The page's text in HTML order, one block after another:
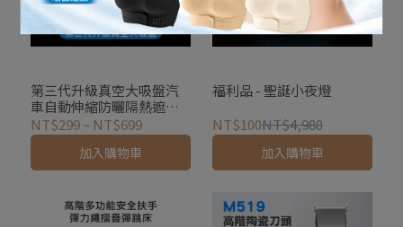
第三代升級真空大吸盤汽
車自動伸縮防曬隔熱遮陽
簾 (遮陽檔 前檔 窗簾 後
檔)-福利品
NT$299~ NT$699
加入購物車
福利品 - 聖誕小夜燈
NT$100NT$4,980
加入購物車